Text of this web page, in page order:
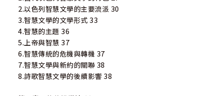
2.以色列智慧文學的主要流派 30
3.智慧文學的文學形式 33
4.智慧的主題 36
5.上帝與智慧 37
6.智慧傳統的危機與轉機 37
7.智慧文學與新約的關聯 38
8.詩歌智慧文學的後續影響 38